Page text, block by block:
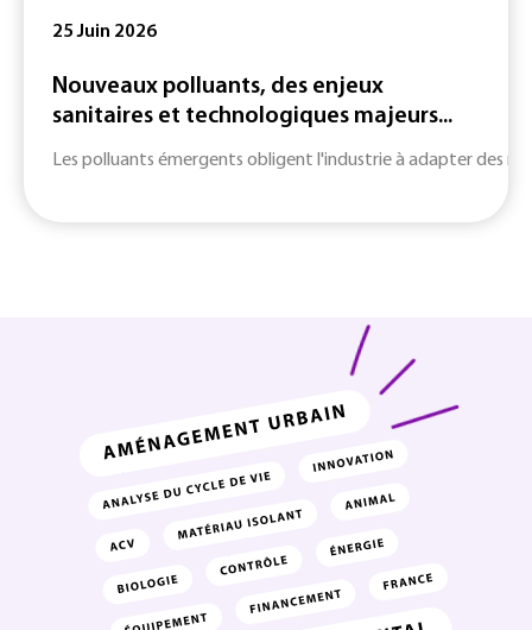
25 Juin 2026
Nouveaux polluants, des enjeux
sanitaires et technologiques majeurs...
Les polluants émergents obligent l'industrie à adapter des